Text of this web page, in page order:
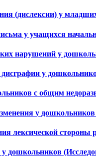
(дислексии) у
у учащихся
нарушений у
дисграфии у
с общим
у
лексической
дошкольников